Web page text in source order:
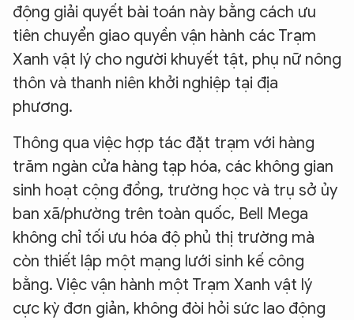
động giải quyết bài toán này bằng cách ưu
tiên chuyển giao quyền vận hành các Trạm
Xanh vật lý cho người khuyết tật, phụ nữ nông
thôn và thanh niên khởi nghiệp tại địa
phương.
Thông qua việc hợp tác đặt trạm với hàng
trăm ngàn cửa hàng tạp hóa, các không gian
sinh hoạt cộng đồng, trường học và trụ sở ủy
ban xã/phường trên toàn quốc, Bell Mega
không chỉ tối ưu hóa độ phủ thị trường mà
còn thiết lập một mạng lưới sinh kế công
bằng. Việc vận hành một Trạm Xanh vật lý
cực kỳ đơn giản, không đòi hỏi sức lao động